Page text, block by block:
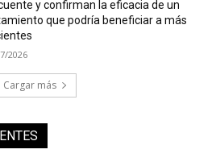
y confirman la eficacia de un
que podría beneficiar a más
2026
Cargar más